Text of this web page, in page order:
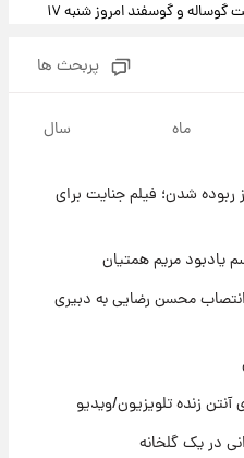
قیمت گوشت گوساله و گوسفند امروز شنبه ۱۷
مهم برای قیمت دلار، طلا و سکه
پربحث ها
ماه سال
شدن؛ فیلم جنایت برای
یادبود مریم همتیان
محسن رضایی به دبیری
زنده تلویزیون/ویدیو
در یک گلخانه